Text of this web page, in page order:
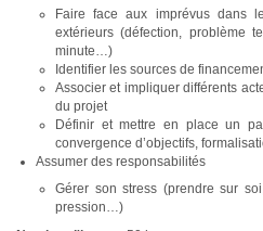
Faire face aux imprévus dans
extérieurs (défection, problème
minute…)
Identifier les sources de
Associer et impliquer différents
du projet
Définir et mettre en place un
convergence d’objectifs,
Assumer des responsabilités
Gérer son stress (prendre sur
pression…)